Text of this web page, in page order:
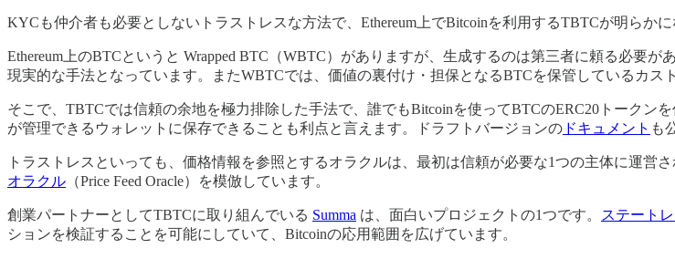
KYCも仲介者も必要としないトラストレスな方法で、Ethereum上でBitcoinを利用するTBTCが明らか
Ethereum上のBTCというと Wrapped BTC（WBTC）がありますが、生成するのは第三者に頼る必要
現実的な手法となっています。またWBTCでは、価値の裏付け・担保となるBTCを保管しているカス
そこで、TBTCでは信頼の余地を極力排除した手法で、誰でもBitcoinを使ってBTCのERC20トークン
が管理できるウォレットに保存できることも利点と言えます。ドラフトバージョンの ドキュメント も
トラストレスといっても、価格情報を参照とするオラクルは、最初は信頼が必要な1つの主体に運営
オラクル （Price Feed Oracle）を模倣しています。
創業パートナーとしてTBTCに取り組んでいる Summa は、面白いプロジェクトの1つです。 ステート
ションを検証することを可能にしていて、Bitcoinの応用範囲を広げています。